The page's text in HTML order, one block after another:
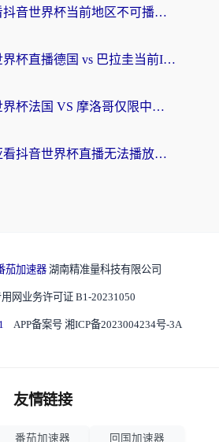
在加拿大看抖音世界杯当前地区不可播放？海外党体育观赛终极指南
在海外看世界杯直播德国 vs 巴拉圭当前IP受限制？这篇指南帮你轻松解决地区限制
在国外看世界杯法国 VS 摩洛哥仅限中国大陆？别让地域限制拦下你的欢呼
在澳大利亚看抖音世界杯直播无法播放？海外党体育观赛终极指南来了！
茄加速器 湖南精准量科技有限公司
网业务许可证 B1-20231050
APP备案号 湘ICP备2023004234号-3A
友情链接
番茄加速器 回国加速器